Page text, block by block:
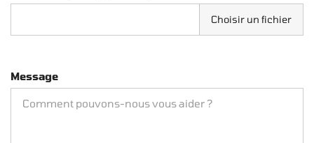
Choisir un fichier
Message